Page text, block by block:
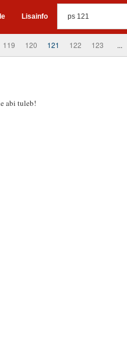
Lisainfo
119 120 121 122 123 ...
abi tuleb!